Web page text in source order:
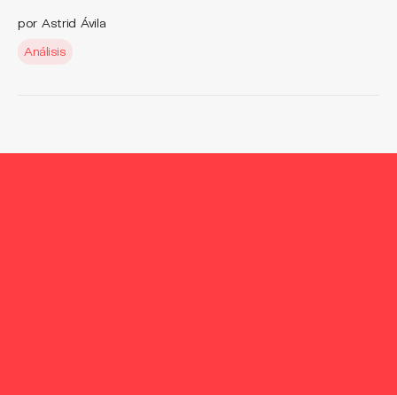
por Astrid Ávila
Análisis